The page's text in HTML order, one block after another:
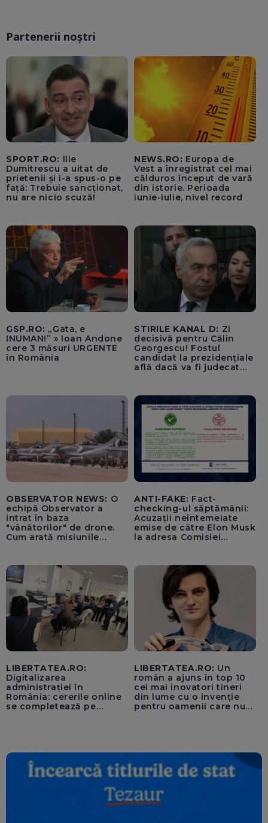
Partenerii noștri
SPORT.RO: Ilie
Dumitrescu a uitat de
prietenii și i-a spus-o pe
față: Trebuie sancționat,
nu are nicio scuză!
NEWS.RO: Europa de
Vest a înregistrat cel mai
călduros început de vară
din istorie. Perioada
iunie-iulie, nivel record
GSP.RO: „Gata, e
INUMAN!” » Ioan Andone
cere 3 măsuri URGENTE
în România
STIRILE KANAL D: Zi
decisivă pentru Călin
Georgescu! Fostul
candidat la prezidențiale
află dacă va fi judecat
OBSERVATOR NEWS: O
echipă Observator a
intrat în baza
"vânătorilor" de drone.
Cum arată misiunile
ANTI-FAKE: Fact-
checking-ul săptămânii:
Acuzații neîntemeiate
emise de către Elon Musk
la adresa Comisiei
pentru instaurarea
„cenzurii” pe platforma X
LIBERTATEA.RO:
Digitalizarea
administrației în
România: cererile online
se completează pe
LIBERTATEA.RO: Un
român a ajuns în top 10
cei mai inovatori tineri
din lume cu o invenție
pentru oamenii care nu